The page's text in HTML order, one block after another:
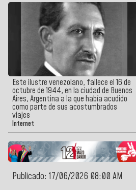
Este ilustre venezolano, fallece el 16 de
octubre de 1944, en la ciudad de Buenos
Aires, Argentina a la que había acudido
como parte de sus acostumbrados
viajes
Internet
Publicado: 17/06/2026 08:00 AM